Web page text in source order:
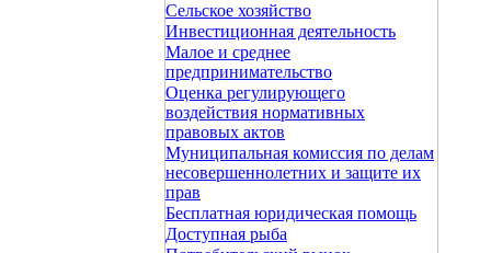
Сельское хозяйство
Инвестиционная деятельность
Малое и среднее
предпринимательство
Оценка регулирующего
воздействия нормативных
правовых актов
Муниципальная комиссия по делам
несовершеннолетних и защите их
прав
Бесплатная юридическая помощь
Доступная рыба